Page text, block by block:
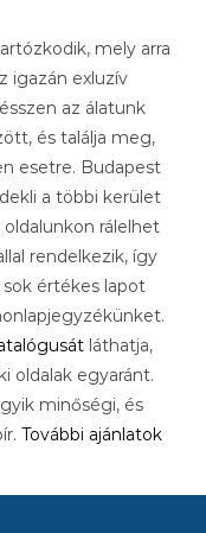
mely arra
igazán exluzív
az álatunk
és találja meg,
esetre. Budapest
a többi kerület
oldalunkon rálelhet
rendelkezik, így
értékes lapot
láthatja,
oldalak egyaránt.
minőségi, és
További ajánlatok